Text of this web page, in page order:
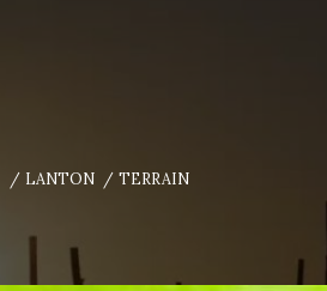
LANTON TERRAIN